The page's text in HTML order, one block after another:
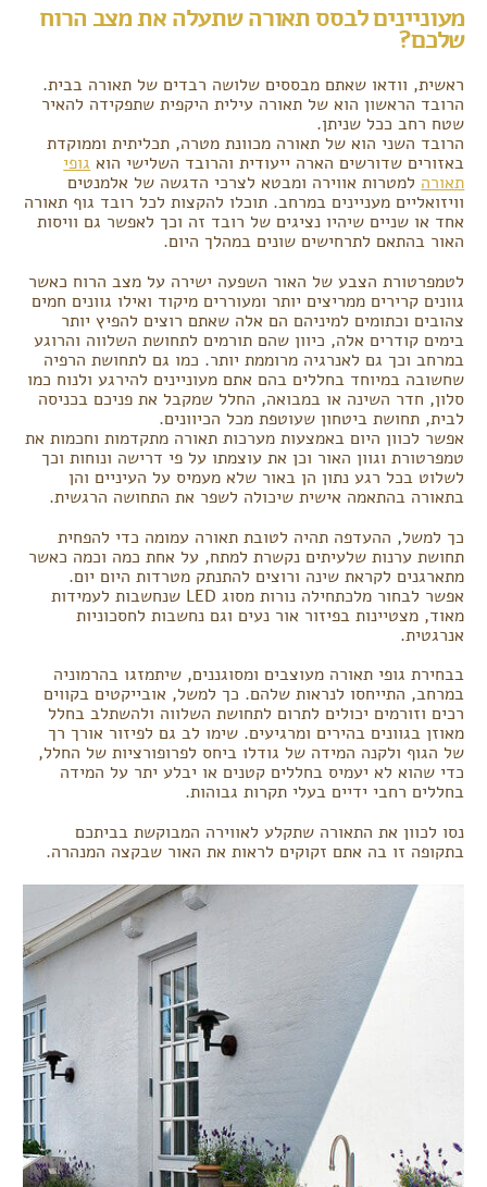
מעוניינים לבסס תאורה שתעלה את מצב הרוח
שלכם?
ראשית, וודאו שאתם מבססים שלושה רבדים של תאורה בבית.
הרובד הראשון הוא של תאורה עילית היקפית שתפקידה להאיר
שטח רחב ככל שניתן.
הרובד השני הוא של תאורה מכוונת מטרה, תכליתית וממוקדת
באזורים שדורשים הארה ייעודית והרובד השלישי הוא גופי
תאורה למטרות אווירה ומבטא לצרכי הדגשה של אלמנטים
וויזואליים מעניינים במרחב. תוכלו להקצות לכל רובד גוף תאורה
אחד או שניים שיהיו נציגים של רובד זה וכך לאפשר גם וויסות
האור בהתאם לתרחישים שונים במהלך היום.
לטמפרטורת הצבע של האור השפעה ישירה על מצב הרוח כאשר
גוונים קרירים ממריצים יותר ומעוררים מיקוד ואילו גוונים חמים
צהובים וכתומים למיניהם הם אלה שאתם רוצים להפיץ יותר
בימים קודרים אלה, כיוון שהם תורמים לתחושת השלווה והרוגע
במרחב וכך גם לאנרגיה מרוממת יותר. כמו גם לתחושת הרפיה
שחשובה במיוחד בחללים בהם אתם מעוניינים להירגע ולנוח כמו
סלון, חדר השינה או במבואה, החלל שמקבל את פניכם בכניסה
לבית, תחושת ביטחון שעוטפת מכל הכיוונים.
אפשר לכוון היום באמצעות מערכות תאורה מתקדמות וחכמות את
טמפרטורת וגוון האור וכן את עוצמתו על פי דרישה ונוחות וכך
לשלוט בכל רגע נתון הן באור שלא מעמיס על העיניים והן
בתאורה בהתאמה אישית שיכולה לשפר את התחושה הרגשית.
כך למשל, ההעדפה תהיה לטובת תאורה עמומה כדי להפחית
תחושת ערנות שלעיתים נקשרת למתח, על אחת כמה וכמה כאשר
מתארגנים לקראת שינה ורוצים להתנתק מטרדות היום יום.
אפשר לבחור מלכתחילה נורות מסוג LED שנחשבות לעמידות
מאוד, מצטיינות בפיזור אור נעים וגם נחשבות לחסכוניות
אנרגטית.
בבחירת גופי תאורה מעוצבים ומסוגננים, שיתמזגו בהרמוניה
במרחב, התייחסו לנראות שלהם. כך למשל, אובייקטים בקווים
רכים וזורמים יכולים לתרום לתחושת השלווה ולהשתלב בחלל
מאוזן בגוונים בהירים ומרגיעים. שימו לב גם לפיזור אורך רך
של הגוף ולקנה המידה של גודלו ביחס לפרופורציות של החלל,
כדי שהוא לא יעמיס בחללים קטנים או יבלע יתר על המידה
בחללים רחבי ידיים בעלי תקרות גבוהות.
נסו לכוון את התאורה שתקלע לאווירה המבוקשת בביתכם
בתקופה זו בה אתם זקוקים לראות את האור שבקצה המנהרה.